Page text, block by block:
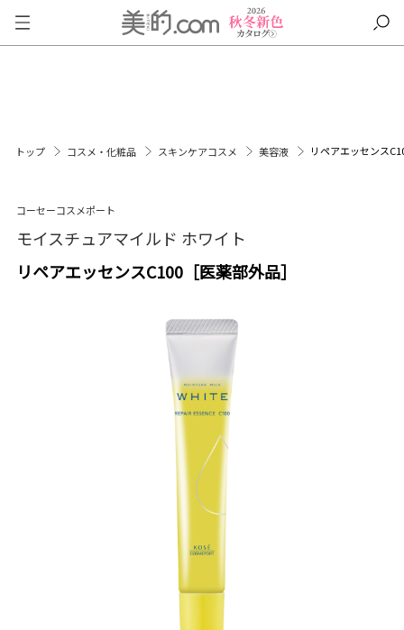
トップ コスメ・化粧品 スキンケアコスメ 美容液 リペアエッセンス
コーセーコスメポート
モイスチュアマイルド ホワイト
リペアエッセンスC100［医薬部外品］